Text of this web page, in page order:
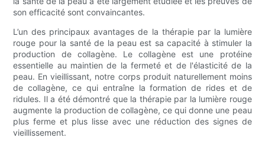
son efficacité sont convaincantes.
L’un des principaux avantages de la thérapie par la lumière
rouge pour la santé de la peau est sa capacité à stimuler la
production de collagène. Le collagène est une protéine
essentielle au maintien de la fermeté et de l'élasticité de la
peau. En vieillissant, notre corps produit naturellement moins
de collagène, ce qui entraîne la formation de rides et de
ridules. Il a été démontré que la thérapie par la lumière rouge
augmente la production de collagène, ce qui donne une peau
plus ferme et plus lisse avec une réduction des signes de
vieillissement.